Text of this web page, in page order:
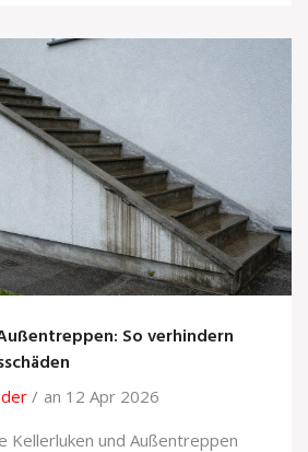
So verhindern
an 12 Apr 2026
Kellerluken und Außentreppen